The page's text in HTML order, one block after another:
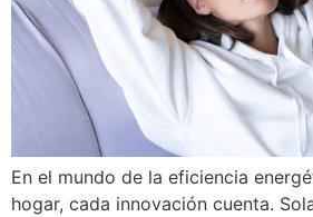
En el mundo de la eficiencia
hogar, cada innovación cuenta.